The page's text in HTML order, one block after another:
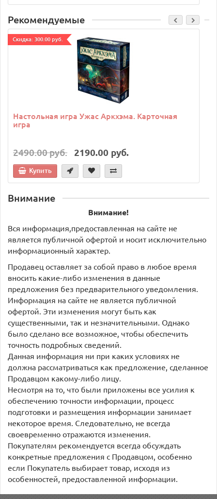
Рекомендуемые
Cкидка: 300.00 руб.
Настольная игра Ужас Аркхэма. Карточная
игра
2490.00 руб. 2190.00 руб.
Купить
Внимание
Внимание!
Вся информация,предоставленная на сайте не
является публичной офертой и носит исключительно
информационный характер.
Продавец оставляет за собой право в любое время
вносить какие-либо изменения в данные
предложения без предварительного уведомления.
Информация на сайте не является публичной
офертой. Эти изменения могут быть как
существенными, так и незначительными. Однако
было сделано все возможное, чтобы обеспечить
точность подробных сведений.
Данная информация ни при каких условиях не
должна рассматриваться как предложение, сделанное
Продавцом какому-либо лицу.
Несмотря на то, что были приложены все усилия к
обеспечению точности информации, процесс
подготовки и размещения информации занимает
некоторое время. Следовательно, не всегда
своевременно отражаются изменения.
Покупателям рекомендуется всегда обсуждать
конкретные предложения с Продавцом, особенно
если Покупатель выбирает товар, исходя из
особенностей, предоставленной информации.